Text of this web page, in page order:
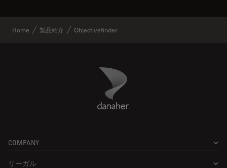
Home 製品紹介 Objectivefinder
Danaher Logo
COMPANY
リーガル